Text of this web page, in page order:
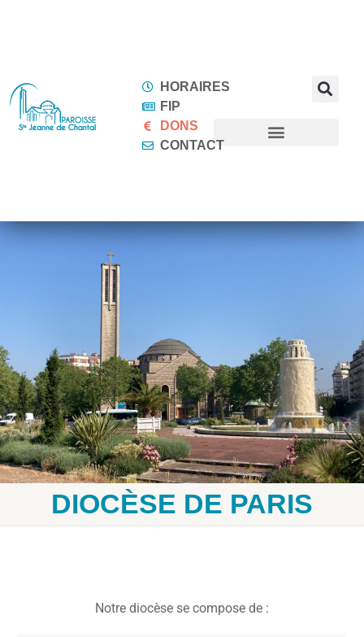
HORAIRES
FIP
DONS
CONTACT
DIOCÈSE DE PARIS
Notre diocèse se compose de :